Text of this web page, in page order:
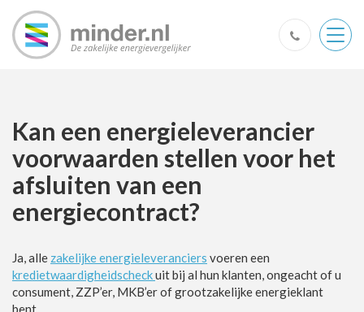
Kan een energieleverancier
voorwaarden stellen voor het
afsluiten van een
energiecontract?
Ja, alle zakelijke energieleveranciers voeren een
kredietwaardigheidscheckuit bij al hun klanten, ongeacht of u
consument, ZZP’er, MKB’er of grootzakelijke energieklant
bent.